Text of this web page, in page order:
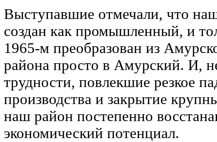
Выступавшие отмечали, что
создан как промышленный, и
1965-м преобразован из
района просто в Амурский. И,
трудности, повлекшие резкое
производства и закрытие
наш район постепенно
экономический потенциал.